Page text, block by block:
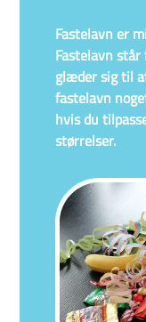
Fastelavn er
Fastelavn
glæder sig til
fastelavn
hvis du
størrelser.